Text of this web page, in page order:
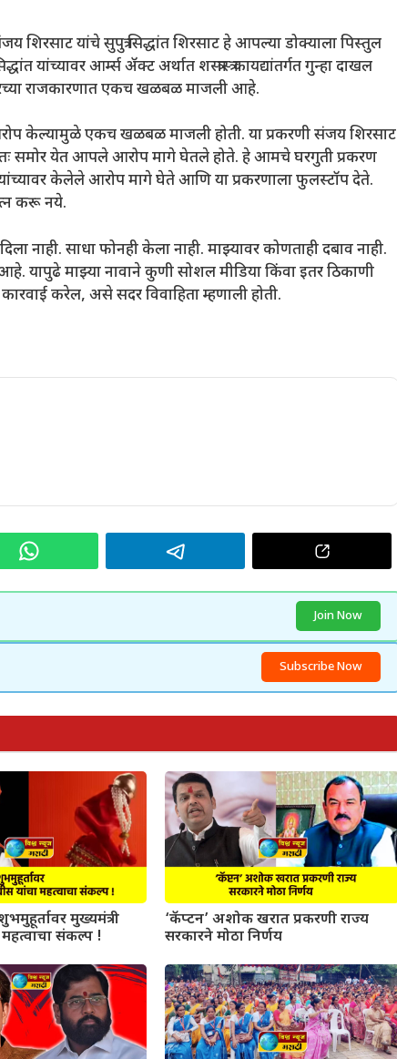
शिरसाट यांचे सुपुत्र सिद्धांत शिरसाट हे आपल्या डोक्याला पिस्तुल
यांच्यावर आर्म्स ॲक्ट अर्थात शस्त्रास्त्र कायद्यांतर्गत गुन्हा दाखल
राजकारणात एकच खळबळ माजली आहे.
केल्यामुळे एकच खळबळ माजली होती. या प्रकरणी संजय शिरसाट
समोर येत आपले आरोप मागे घेतले होते. हे आमचे घरगुती प्रकरण
केलेले आरोप मागे घेते आणि या प्रकरणाला फुलस्टॉप देते.
करू नये.
नाही. साधा फोनही केला नाही. माझ्यावर कोणताही दबाव नाही.
माझ्या नावाने कुणी सोशल मीडिया किंवा इतर ठिकाणी
करेल, असे सदर विवाहिता म्हणाली होती.
Join Now
Subscribe Now
मुख्यमंत्री
संकल्प !
‘कॅप्टन’ अशोक खरात प्रकरणी राज्य
सरकारने मोठा निर्णय